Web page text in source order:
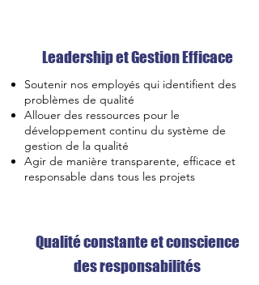
Leadership et Gestion Efficace
Soutenir nos employés qui identifient des
problèmes de qualité
Allouer des ressources pour le
développement continu du système de
gestion de la qualité
Agir de manière transparente, efficace et
responsable dans tous les projets
Qualité constante et conscience
des responsabilités